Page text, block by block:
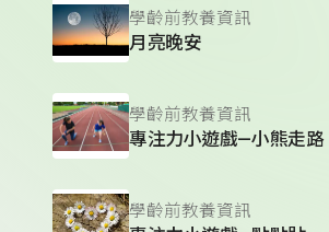
學齡前教養資訊
月亮晚安
學齡前教養資訊
專注力小遊戲—小熊走路
學齡前教養資訊